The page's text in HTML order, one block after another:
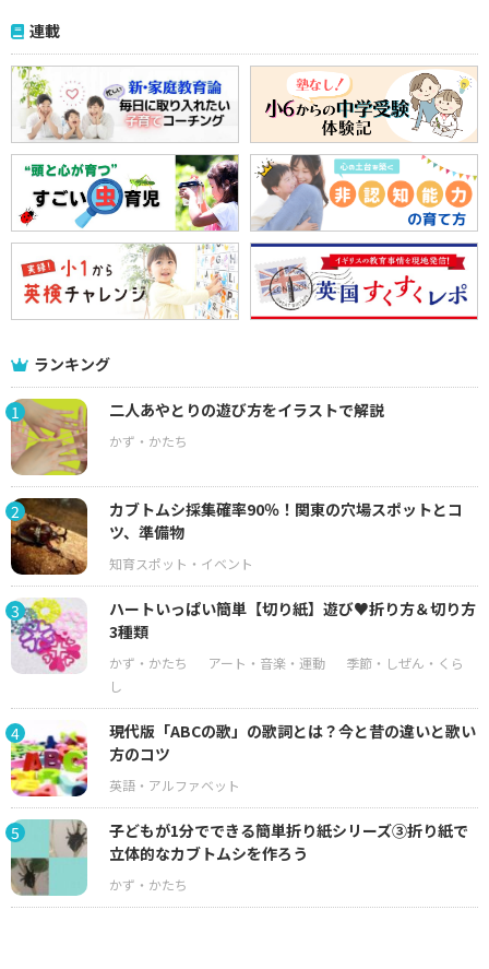
連載
ランキング
1 二人あやとりの遊び方をイラストで解説
2
カブトムシ採集確率90％！関東の穴場スポットとコ
ツ、準備物
3
ハートいっぱい簡単【切り紙】遊び♥折り方＆切り方
3種類
4
現代版「ABCの歌」の歌詞とは？今と昔の違いと歌い
方のコツ
5
子どもが1分でできる簡単折り紙シリーズ③折り紙で
立体的なカブトムシを作ろう